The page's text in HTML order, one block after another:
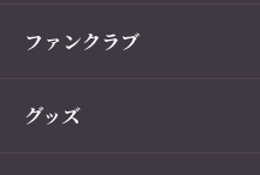
ファンクラブ
グッズ